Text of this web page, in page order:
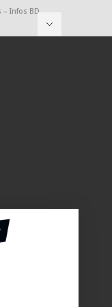
Infos BD,